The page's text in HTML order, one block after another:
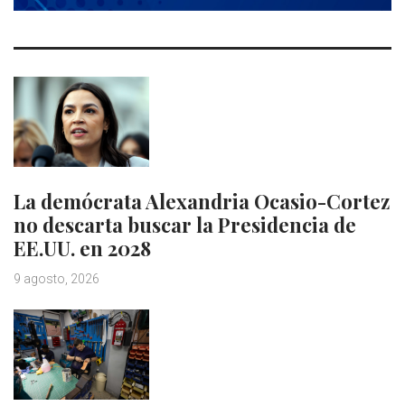
La demócrata Alexandria Ocasio-Cortez
no descarta buscar la Presidencia de
EE.UU. en 2028
9 agosto, 2026